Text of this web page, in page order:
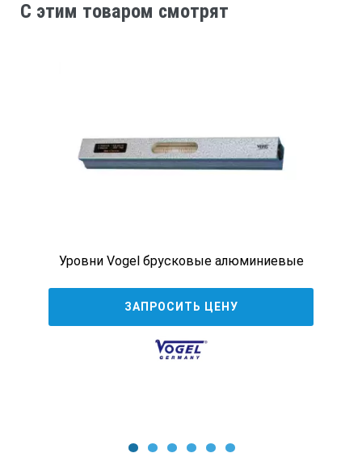
Технические характеристики:
Вес кг
C этим товаром смотрят
Уровни Vogel брусковые алюминиевые
ЗАПРОСИТЬ ЦЕНУ